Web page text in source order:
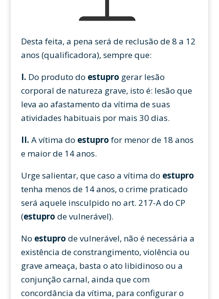
Desta feita, a pena será de reclusão de 8 a 12
anos (qualificadora), sempre que:
I. Do produto do estupro gerar lesão
corporal de natureza grave, isto é: lesão que
leva ao afastamento da vítima de suas
atividades habituais por mais 30 dias.
II. A vítima do estupro for menor de 18 anos
e maior de 14 anos.
Urge salientar, que caso a vítima do estupro
tenha menos de 14 anos, o crime praticado
será aquele insculpido no art. 217-A do CP
(estupro de vulnerável).
No estupro de vulnerável, não é necessária a
existência de constrangimento, violência ou
grave ameaça, basta o ato libidinoso ou a
conjunção carnal, ainda que com
concordância da vítima, para configurar o